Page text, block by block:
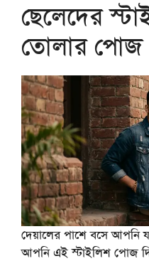
ছেলেদের
তোলার পোজ
দেয়ালের পাশে বসে আপনি
আপনি এই স্টাইলিশ পোজ